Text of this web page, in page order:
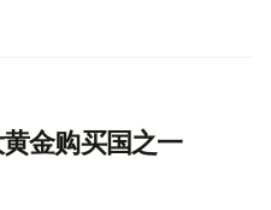
金购买国之一